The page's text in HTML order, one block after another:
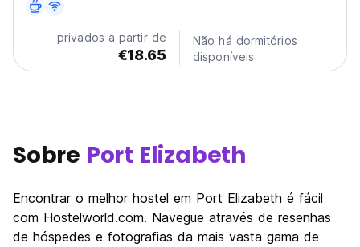
privados a partir de
€18.65
Não há dormitórios
disponíveis
Sobre Port Elizabeth
Encontrar o melhor hostel em Port Elizabeth é fácil
com Hostelworld.com. Navegue através de resenhas
de hóspedes e fotografias da mais vasta gama de